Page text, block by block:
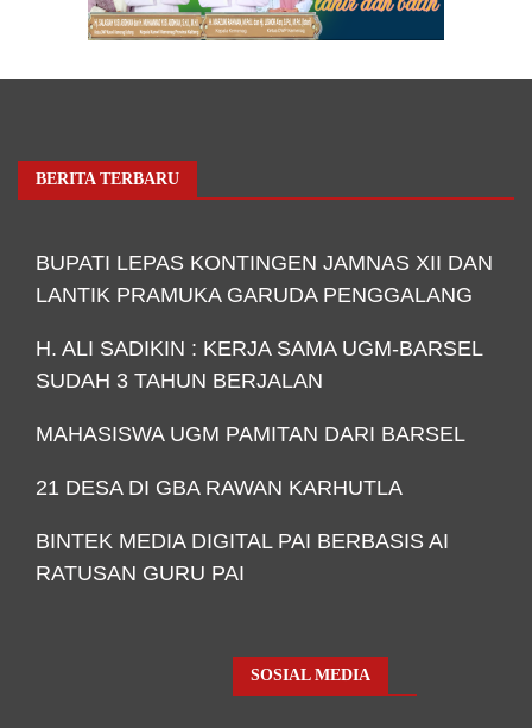
BERITA TERBARU
BUPATI LEPAS KONTINGEN JAMNAS XII DAN
LANTIK PRAMUKA GARUDA PENGGALANG
H. ALI SADIKIN : KERJA SAMA UGM-BARSEL
SUDAH 3 TAHUN BERJALAN
MAHASISWA UGM PAMITAN DARI BARSEL
21 DESA DI GBA RAWAN KARHUTLA
BINTEK MEDIA DIGITAL PAI BERBASIS AI
RATUSAN GURU PAI
SOSIAL MEDIA